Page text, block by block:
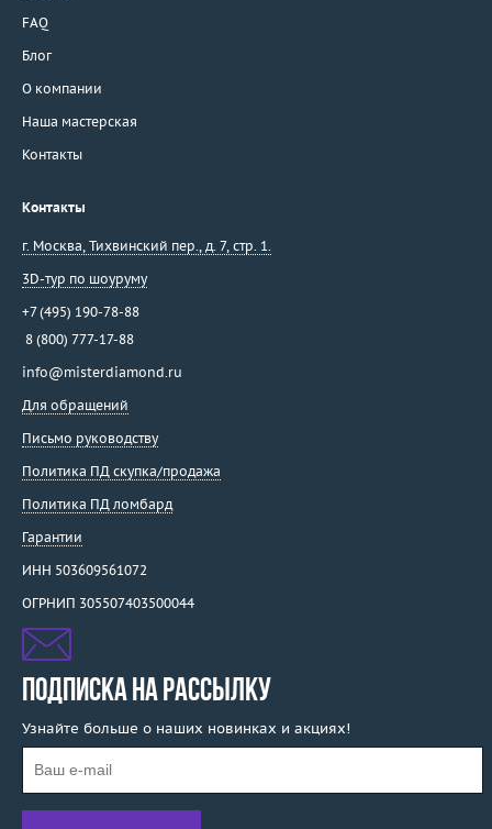
FAQ
Блог
О компании
Наша мастерская
Контакты
Контакты
г. Москва Тихвинский пер., д. 7, стр. 1.
3D-тур по шоуруму
+7 (495) 190-78-88
8 (800) 777-17-88
info@misterdiamond.ru
Для обращений
Письмо руководству
Политика ПД скупка/продажа
Политика ПД ломбард
Гарантии
ИНН 503609561072
ОГРНИП 305507403500044
ПОДПИСКА НА РАССЫЛКУ
Узнайте больше о наших новинках и акциях!